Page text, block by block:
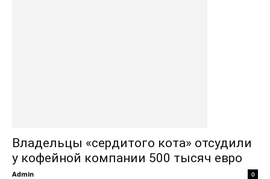
Владельцы «сердитого кота» отсудили
у кофейной компании 500 тысяч евро
Admin 0